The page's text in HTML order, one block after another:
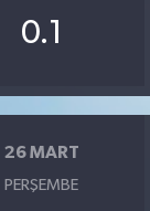
0.1
26 MART
PERŞEMBE